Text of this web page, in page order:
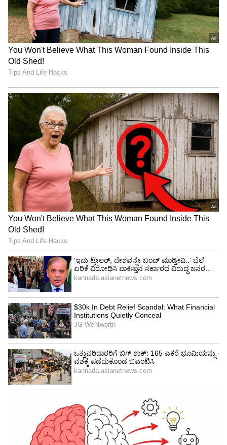
ಇದರ ಬೆನ್ನಲ್ಲೇ ಮಹ್ಸಾಳ ಹುಟ್ಟೂರಾದ ಸಾಕೆಜ್‌ನಲ್ಲಿ ನಡೆದ
ಪ್ರತಿಭಟನೆಯಲ್ಲಿ ಭದ್ರತಾ ಪಡೆಗಳ ಗುಂಡಿಗೆ ಇಬ್ಬರು
ಬಲಿಯಾಗಿದ್ದಾರೆ. ದಿವಾಂದ್‌ರ್ರೇಹ್‌ನಲ್ಲಿ ಇಬ್ಬರು ಹಾಗೂ
ದೆಹಗೋಲನ್‌ನಲ್ಲಿ ಒಬ್ಬ ವ್ಯಕ್ತಿ ಕೂಡಾ ಪ್ರತಿಭಟನೆ ವೇಳೆ
ತಿಳಿಸಿದೆ.
ಇರಾನ್‌ನಲ್ಲಿ ತೀವ್ರಗೊಂಡ Anti Hijab Protest;
ಕೂದಲು ಕತ್ತರಿಸಿಕೊಂಡು ಹಿಜಾಬ್‌ ಸುಟ್ಟ ಮಹಿಳೆಯರು
ಏನಿದು ಘಟನೆ:
ಹಿಜಾಬ್‌ ಸರಿಯಾಗಿ ಧರಿಸಿಲ್ಲ ಎಂಬ ಕಾರಣಕ್ಕೆ ಬಂಧಿಸಲ್ಪಟ್ಟಿದ್ದ
ಮಹ್ಸಾ ಅಮಿನಿ ಎಂಬ ಮಹಿಳೆ ಮೃತಪಟ್ಟಘಟನೆ ಇರಾನ್‌ನಲ್ಲಿ
ಭಾರೀ ಆಕ್ರೋಶಕ್ಕೆ ಕಾರಣವಾಗಿದ್ದು, ಸಾವಿರಾರು
ಮಹಿಳೆಯರು ಬೀದಿಗಿಳಿದು ಹಿಜಾಬ್‌ ವಿರುದ್ಧ ಪ್ರತಿಭಟನೆ
ಆರಂಭಿಸಿದ್ದಾರೆ. ಕಟ್ಟರ್‌ ಇಸ್ಲಾಂ ಸಂಪ್ರದಾಯ ಪಾಲನೆ
Trade Deal | Party Rounds